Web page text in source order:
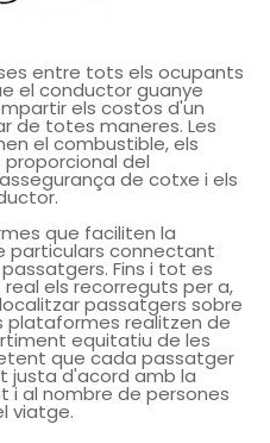
entre tots els ocupants
el conductor guanye
els costos d'un
de totes maneres. Les
el combustible, els
del
de cotxe i els
que faciliten la
connectant
Fins i tot es
els recorreguts per a,
passatgers sobre
plataformes realitzen de
equitatiu de les
que cada passatger
justa d'acord amb la
i al nombre de persones
viatge.